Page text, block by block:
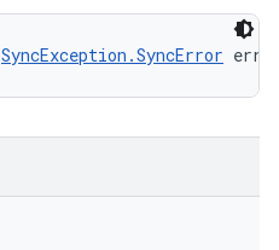
SyncException.SyncError